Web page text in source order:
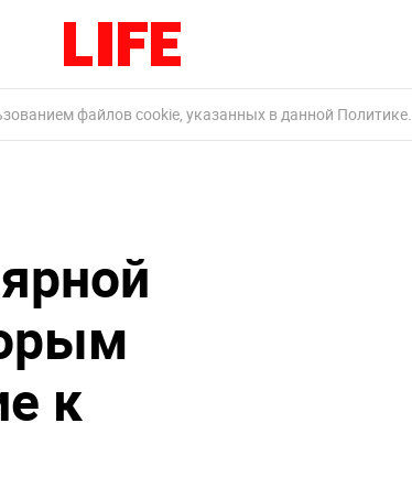
файлов cookie, указанных в данной Политике.
к